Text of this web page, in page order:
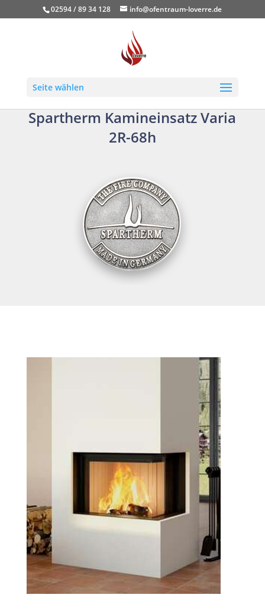
02594 / 89 34 128 info@ofentraum-loverre.de
Seite wählen
Spartherm Kamineinsatz Varia
2R-68h